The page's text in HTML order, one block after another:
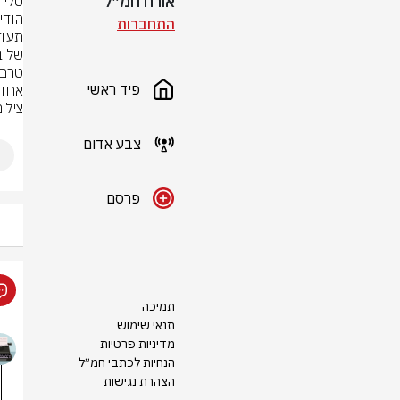
התחברות
פיד ראשי
צבע אדום
פרסם
תמיכה
תנאי שימוש
מדיניות פרטיות
הנחיות לכתבי חמ״ל
הצהרת נגישות